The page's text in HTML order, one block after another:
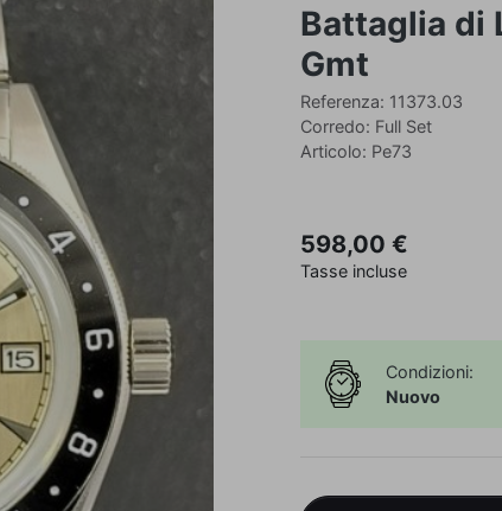
Battaglia di
Gmt
Referenza: 11373.03
Corredo: Full Set
Articolo: Pe73
598,00 €
Tasse incluse
Condizioni:
Nuovo